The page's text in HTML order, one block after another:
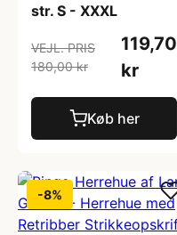
str. S - XXXL
VEJL. PRIS
180,00 kr
119,70
kr
Køb her
-8%